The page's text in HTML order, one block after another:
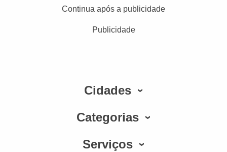
Continua após a publicidade
Publicidade
Cidades
Categorias
Serviços